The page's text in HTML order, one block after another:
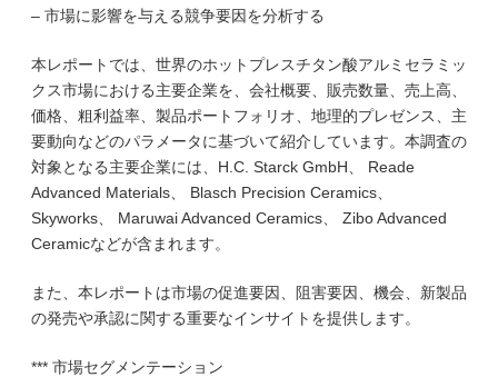
– 市場に影響を与える競争要因を分析する
本レポートでは、世界のホットプレスチタン酸アルミセラミッ
クス市場における主要企業を、会社概要、販売数量、売上高、
価格、粗利益率、製品ポートフォリオ、地理的プレゼンス、主
要動向などのパラメータに基づいて紹介しています。本調査の
対象となる主要企業には、H.C. Starck GmbH、 Reade
Advanced Materials、 Blasch Precision Ceramics、
Skyworks、 Maruwai Advanced Ceramics、 Zibo Advanced
Ceramicなどが含まれます。
また、本レポートは市場の促進要因、阻害要因、機会、新製品
の発売や承認に関する重要なインサイトを提供します。
*** 市場セグメンテーション